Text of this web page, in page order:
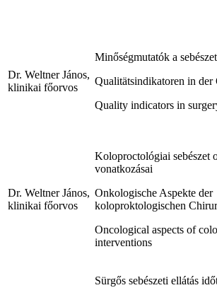
Dr. Weltner János,
klinikai főorvos
Minőségmutatók a
Qualitätsindikatoren in der
Quality indicators in
Dr. Weltner János,
klinikai főorvos
Koloproctológiai sebészet
vonatkozásai
Onkologische Aspekte der
koloproktologischen
Oncological aspects of
interventions
Sürgős sebészeti ellátás